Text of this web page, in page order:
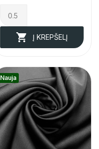
 Į KREPŠELĮ
Nauja